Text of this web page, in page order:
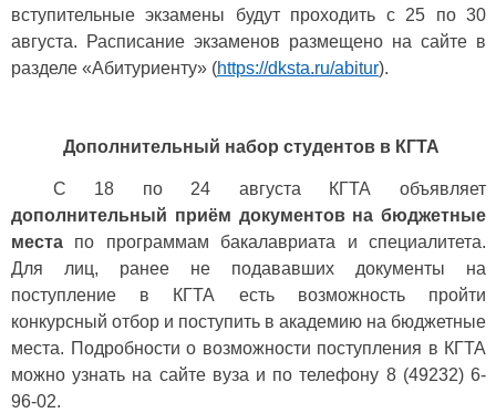
вступительные экзамены будут проходить с 25 по 30
августа. Расписание экзаменов размещено на сайте в
разделе «Абитуриенту» (https://dksta.ru/abitur).
Дополнительный набор студентов в КГТА
С 18 по 24 августа КГТА объявляет
дополнительный приём документов на бюджетные
места по программам бакалавриата и специалитета.
Для лиц, ранее не подававших документы на
поступление в КГТА есть возможность пройти
конкурсный отбор и поступить в академию на бюджетные
места. Подробности о возможности поступления в КГТА
можно узнать на сайте вуза и по телефону 8 (49232) 6-
96-02.